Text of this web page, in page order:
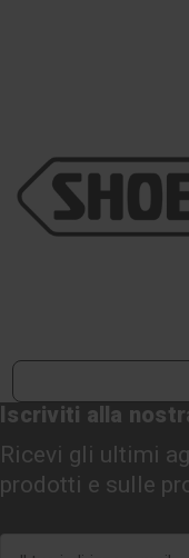
Iscriviti alla
Ricevi gli ultimi
prodotti e sulle